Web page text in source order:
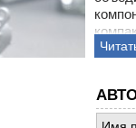
на
время.